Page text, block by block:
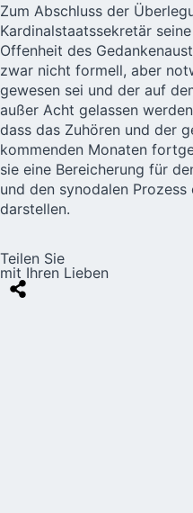
Zum Abschluss der
Kardinalstaatssekretär
Offenheit des
zwar nicht formell, aber
gewesen sei und der auf
außer Acht gelassen
dass das Zuhören und der
kommenden Monaten
sie eine Bereicherung für
und den synodalen
darstellen.
Teilen Sie
mit Ihren Lieben